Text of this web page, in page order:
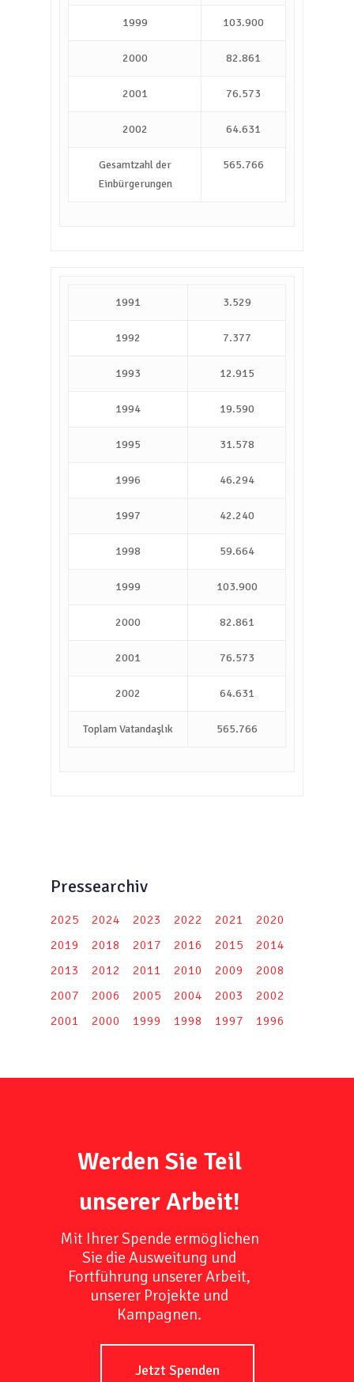
1999 103.900
2000 82.861
2001 76.573
2002 64.631
Gesamtzahl der
Einbürgerungen
565.766
1991 3.529
1992 7.377
1993 12.915
1994 19.590
1995 31.578
1996 46.294
1997 42.240
1998 59.664
1999 103.900
2000 82.861
2001 76.573
2002 64.631
Toplam Vatandaşlık 565.766
Pressearchiv
2025 2024 2023 2022 2021
2020
2019
2018 2017 2016 2015
2014
2013
2012 2011 2010 2009
2008
2007
2006 2005 2004 2003
2002
2001
2000 1999 1998 1997 1996
Werden Sie Teil
unserer Arbeit!
Mit Ihrer Spende ermöglichen
Sie die Ausweitung und
Fortführung unserer Arbeit,
unserer Projekte und
Kampagnen.
Jetzt Spenden